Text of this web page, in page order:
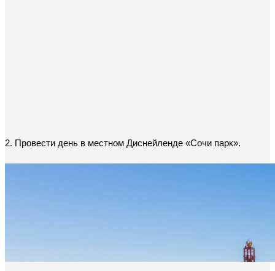
2. Провести день в местном Диснейленде «Сочи парк».